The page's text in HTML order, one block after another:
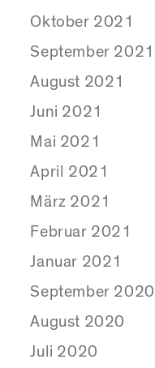
Oktober 2021
September 2021
August 2021
Juni 2021
Mai 2021
April 2021
März 2021
Februar 2021
Januar 2021
September 2020
August 2020
Juli 2020